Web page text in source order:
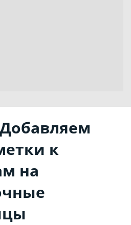
к
на